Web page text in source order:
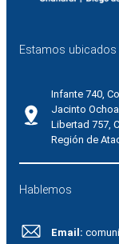
Estamos ubicados
Infante 740,
Jacinto
Libertad 757,
Región de
Hablemos
Email: